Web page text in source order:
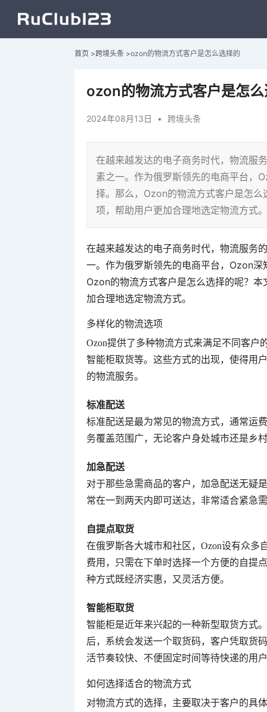
首页 >跨境头条 >ozon的物流方式客户是怎么选择的
ozon的物流方式客户是怎
2024年08月13日 • 跨境头条
在越来越发达的电子商务时代，物流服
素之一。作为俄罗斯领先的电商平台，
择。那么，Ozon的物流方式客户是怎
项，帮助用户更加合理地选定物流方式。
在越来越发达的电子商务时代，物流服务
一。作为俄罗斯领先的电商平台，Ozon
Ozon的物流方式客户是怎么选择的呢？
加合理地选定物流方式。
多样化的物流选项
Ozon提供了多种物流方式来满足不同客户
智能柜取货等。这些方式的出现，使得用
的物流服务。
标准配送
标准配送是最为常见的物流方式，通常运
务覆盖范围广，无论客户身处城市还是乡
加急配送
对于那些急需商品的客户，加急配送无疑
常在一到两天内即可送达，非常适合紧急
自提点取货
在俄罗斯各大城市和社区，Ozon设有众多
费用，只需在下单时选择一个方便的自提
种方式既经济实惠，又灵活方便。
智能柜取货
智能柜是近年来兴起的一种新型取货方式
后，系统会发送一个取货码，客户凭取货
活节奏较快、不便固定时间等待快递的用
如何选择适合的物流方式
对物流方式的选择，主要取决于客户的具